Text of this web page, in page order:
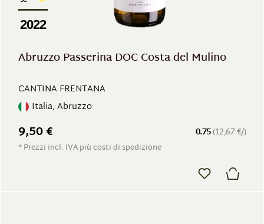
2022
Abruzzo Passerina DOC Costa del Mulino
CANTINA FRENTANA
Italia, Abruzzo
0.75(12,67 €/)
9,50 €
* Prezzi incl. IVA più costi di spedizione